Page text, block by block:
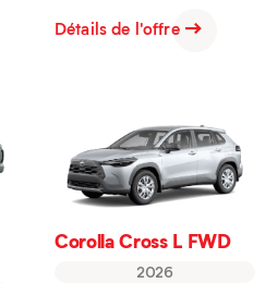
Détails de l'offre
Corolla Cross L FWD
2026